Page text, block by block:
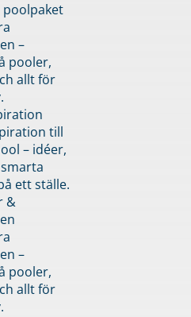
–
pooler,
allt för
till
– idéer,
ett ställe.
&
–
pooler,
allt för